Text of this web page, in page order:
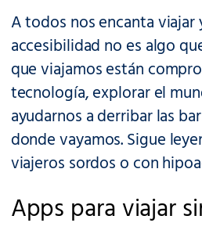
A todos nos encanta
accesibilidad no es algo
que viajamos están
tecnología, explorar el
ayudarnos a derribar las
donde vayamos. Sigue
viajeros sordos o con
Apps para viajar